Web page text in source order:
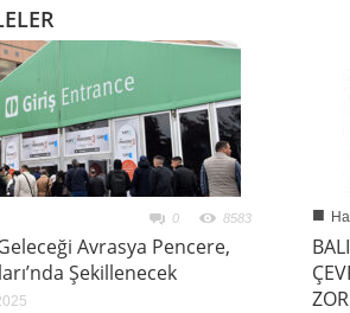
0 8583
Avrasya Pencere,
Şekillenecek
■